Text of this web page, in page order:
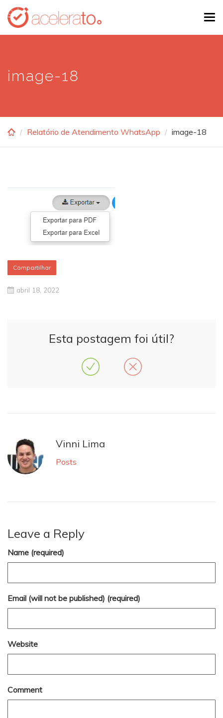
Skip
main
image-18
Relatório de Atendimento WhatsApp image-18
Compartilhar
abril 18, 2022
Esta postagem foi útil?
Vinni Lima
Posts
Leave a Reply
Name (required)
Email (will not be published) (required)
Website
Comment